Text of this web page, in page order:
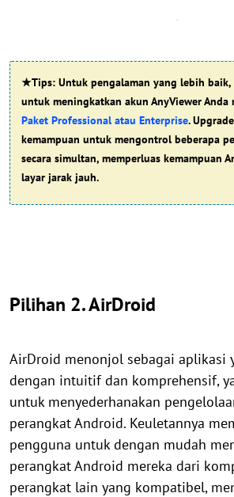
★Tips: Untuk pengalaman yang lebih baik,
untuk meningkatkan akun AnyViewer Anda
Paket Professional atau Enterprise.
kemampuan untuk mengontrol beberapa
secara simultan, memperluas kemampuan
layar jarak jauh.
Pilihan 2. AirDroid
AirDroid menonjol sebagai aplikasi
dengan intuitif dan komprehensif,
untuk menyederhanakan
perangkat Android. Keuletannya
pengguna untuk dengan mudah
perangkat Android mereka dari
perangkat lain yang kompatibel,